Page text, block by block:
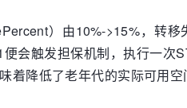
）由10%->15%，转
会触发担保机制，执行一次
着降低了老年代的实际可用